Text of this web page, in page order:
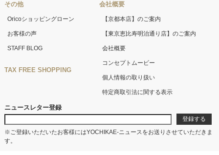
その他
Oricoショッピングローン
お客様の声
STAFF BLOG
TAX FREE SHOPPING
会社概要
【京都本店】のご案内
【東京恵比寿明治通り店】のご案内
会社概要
コンセプトムービー
個人情報の取り扱い
特定商取引法に関する表示
ニュースレター登録
※ご登録いただいたお客様にはYOCHIKAE-ニュースをお送りさせていただきま
す。